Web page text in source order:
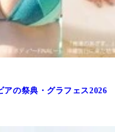
の祭典・グラフェス2026